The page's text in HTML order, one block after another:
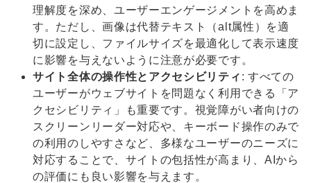
理解度を深め、ユーザーエンゲージメントを高めま
す。ただし、画像は代替テキスト（alt属性）を適
切に設定し、ファイルサイズを最適化して表示速度
に影響を与えないように注意が必要です。
サイト全体の操作性とアクセシビリティ : すべての
ユーザーがウェブサイトを問題なく利用できる「ア
クセシビリティ」も重要です。視覚障がい者向けの
スクリーンリーダー対応や、キーボード操作のみで
の利用のしやすさなど、多様なユーザーのニーズに
対応することで、サイトの包括性が高まり、AIから
の評価にも良い影響を与えます。